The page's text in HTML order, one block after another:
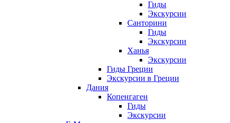
Гиды
Экскурсии
Санторини
Гиды
Экскурсии
Ханья
Экскурсии
Гиды Греции
Экскурсии в Греции
Дания
Копенгаген
Гиды
Экскурсии